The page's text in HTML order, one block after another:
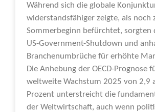
Während sich die globale
widerstandsfähiger zeigte, als noch
Sommerbeginn befürchtet, sorgten
US-Government-Shutdown und
Branchenumbrüche für erhöhte
Die Anhebung der OECD-Prognose
weltweite Wachstum 2025 von 2,9
Prozent unterstreicht die
der Weltwirtschaft, auch wenn